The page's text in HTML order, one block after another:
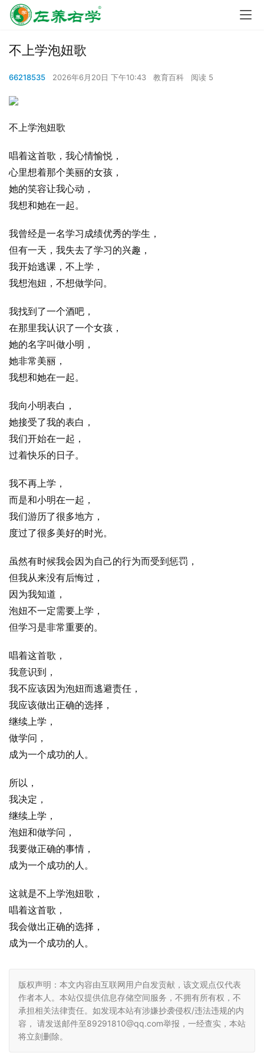
不上学泡妞歌
66218535 2026年6月20日 下午10:43 教育百科 阅读 5
不上学泡妞歌
唱着这首歌，我心情愉悦，
心里想着那个美丽的女孩，
她的笑容让我心动，
我想和她在一起。
我曾经是一名学习成绩优秀的学生，
但有一天，我失去了学习的兴趣，
我开始逃课，不上学，
我想泡妞，不想做学问。
我找到了一个酒吧，
在那里我认识了一个女孩，
她的名字叫做小明，
她非常美丽，
我想和她在一起。
我向小明表白，
她接受了我的表白，
我们开始在一起，
过着快乐的日子。
我不再上学，
而是和小明在一起，
我们游历了很多地方，
度过了很多美好的时光。
虽然有时候我会因为自己的行为而受到惩罚，
但我从来没有后悔过，
因为我知道，
泡妞不一定需要上学，
但学习是非常重要的。
唱着这首歌，
我意识到，
我不应该因为泡妞而逃避责任，
我应该做出正确的选择，
继续上学，
做学问，
成为一个成功的人。
所以，
我决定，
继续上学，
泡妞和做学问，
我要做正确的事情，
成为一个成功的人。
这就是不上学泡妞歌，
唱着这首歌，
我会做出正确的选择，
成为一个成功的人。
版权声明：本文内容由互联网用户自发贡献，该文观点仅代表
作者本人。本站仅提供信息存储空间服务，不拥有所有权，不
承担相关法律责任。如发现本站有涉嫌抄袭侵权/违法违规的内
容， 请发送邮件至89291810@qq.com举报，一经查实，本站
将立刻删除。